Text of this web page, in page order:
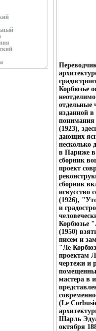
Корбюзье
отдельные
изданной в
понимания
(1923),
дающих
несколько
в Париже в
сборник
проект
сборник
искусство
(1926),
и
Корбюзье
(1950)
писем и
"Ле
проектам
чертежи и
мастера в
(Le
Шарль
октября